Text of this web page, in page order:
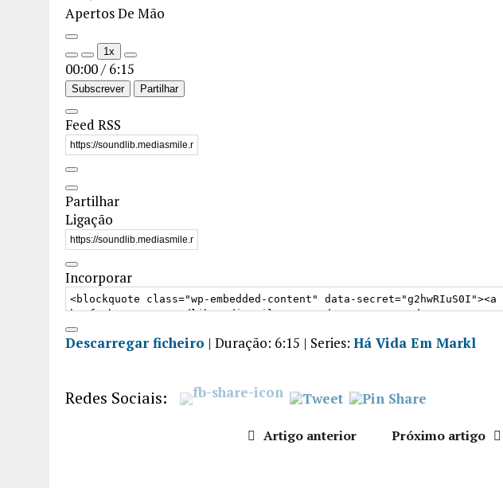
Apertos De Mão
1x
00:00/ 6:15
Subscrever Partilhar
Feed RSS
Partilhar
Ligação
Incorporar
Descarregar ficheiro | Duração: 6:15 | Series: Há Vida Em Markl
Redes Sociais:
Artigo anterior Próximo artigo